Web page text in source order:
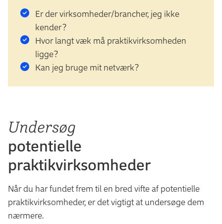
Er der virksomheder/brancher, jeg ikke
kender?
Hvor langt væk må praktikvirksomheden
ligge?
Kan jeg bruge mit netværk?
Undersøg
potentielle
praktikvirksomheder
Når du har fundet frem til en bred vifte af potentielle
praktikvirksomheder, er det vigtigt at undersøge dem
nærmere.